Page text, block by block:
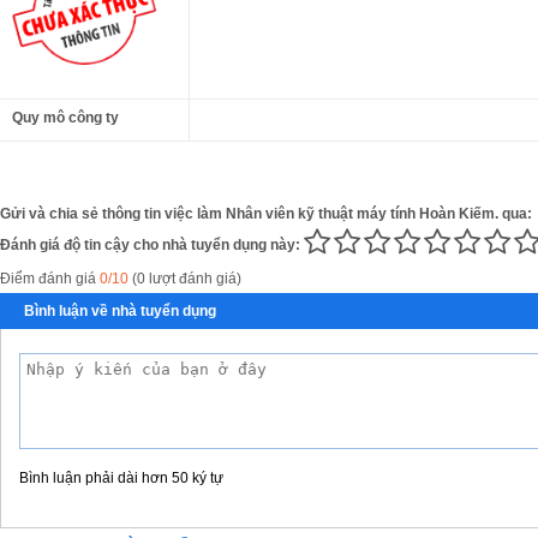
Quy mô công ty
Gửi và chia sẻ thông tin việc làm Nhân viên kỹ thuật máy tính Hoàn Kiếm. qua:
Đánh giá độ tin cậy cho nhà tuyển dụng này:
Điểm đánh giá 0/10 (0 lượt đánh giá)
Bình luận về nhà tuyển dụng
Bình luận phải dài hơn 50 ký tự